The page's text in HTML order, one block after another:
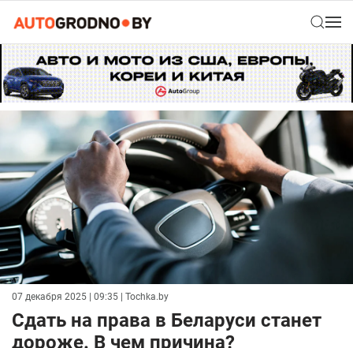
07 декабря 2025 | 09:35 | Tochka.by
Сдать на права в Беларуси станет
дороже. В чем причина?